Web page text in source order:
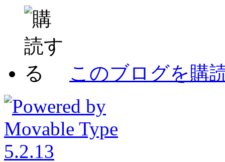
このブログを購